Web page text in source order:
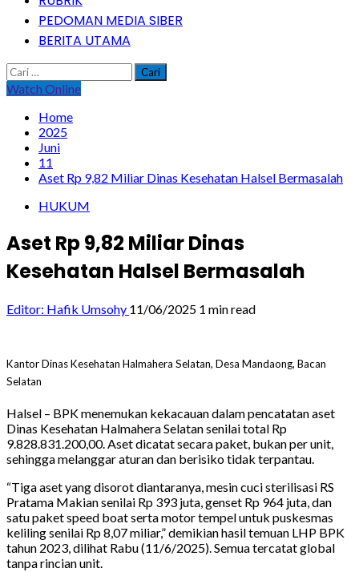
PEDOMAN MEDIA SIBER
BERITA UTAMA
Cari
untuk:
Watch Online
Home
2025
Juni
11
Aset Rp 9,82 Miliar Dinas Kesehatan Halsel Bermasalah
HUKUM
Aset Rp 9,82 Miliar Dinas
Kesehatan Halsel Bermasalah
Editor: Hafik Umsohy 11/06/2025 1 min read
Kantor Dinas Kesehatan Halmahera Selatan, Desa Mandaong, Bacan
Selatan
Halsel – BPK menemukan kekacauan dalam pencatatan aset
Dinas Kesehatan Halmahera Selatan senilai total Rp
9.828.831.200,00. Aset dicatat secara paket, bukan per unit,
sehingga melanggar aturan dan berisiko tidak terpantau.
“Tiga aset yang disorot diantaranya, mesin cuci sterilisasi RS
Pratama Makian senilai Rp 393 juta, genset Rp 964 juta, dan
satu paket speed boat serta motor tempel untuk puskesmas
keliling senilai Rp 8,07 miliar,” demikian hasil temuan LHP BPK
tahun 2023, dilihat Rabu (11/6/2025). Semua tercatat global
tanpa rincian unit.